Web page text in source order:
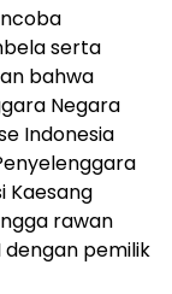
serta
bahwa
Negara
Indonesia
Kaesang
rawan
dengan pemilik